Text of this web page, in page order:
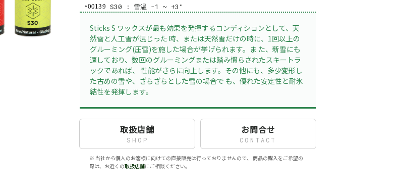
00139 S30 : 雪温 -1 ~ +3°
Sticks S ワックスが最も効果を発揮するコンディションとして、天
然雪と人工雪が混じった 時、または天然雪だけの時に、1回以上の
グルーミング(圧雪)を施した場合が挙げられます。ま た、新雪にも
適しており、数回のグルーミングまたは踏み慣らされたスキートラ
ックであれば、 性能がさらに向上します。その他にも、多少変形し
た古めの雪や、ざらざらとした雪の場合で も、優れた安定性と耐氷
結性を発揮します。
取扱店舗
SHOP
お問合せ
CONTACT
※ 当社から個人のお客様に向けての直接販売は行っておりませんので、 商品の購入をご希望の
際は、お近くの取扱店舗にご相談ください。